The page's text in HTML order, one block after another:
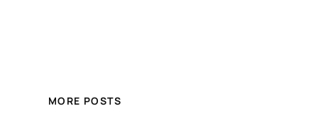
MORE POSTS